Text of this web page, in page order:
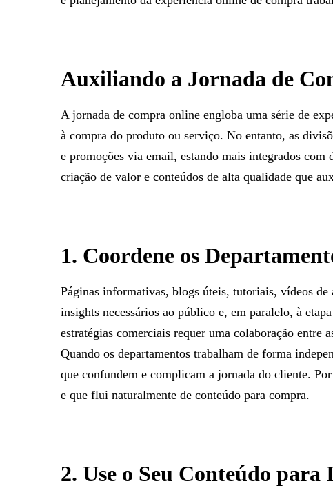
Auxiliando a Jornada de
A jornada de compra online engloba uma série de
à compra do produto ou serviço. No entanto, as
e promoções via email, estando mais integrados com
criação de valor e conteúdos de alta qualidade que
1. Coordene os
Páginas informativas, blogs úteis, tutoriais, vídeos
insights necessários ao público e, em paralelo, à
estratégias comerciais requer uma colaboração entre
Quando os departamentos trabalham de forma
que confundem e complicam a jornada do cliente.
e que flui naturalmente de conteúdo para compra.
2. Use o Seu Conteúdo